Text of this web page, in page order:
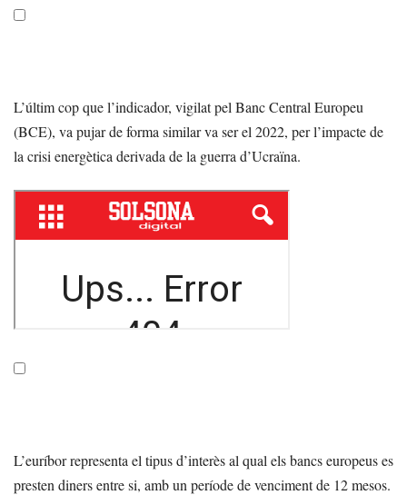
L’últim cop que l’indicador, vigilat pel Banc Central Europeu
(BCE), va pujar de forma similar va ser el 2022, per l’impacte de
la crisi energètica derivada de la guerra d’Ucraïna.
L’euríbor representa el tipus d’interès al qual els bancs europeus es
presten diners entre si, amb un període de venciment de 12 mesos.